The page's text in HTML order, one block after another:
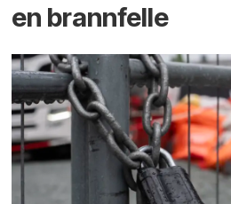
en brannfelle